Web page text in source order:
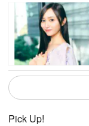
Pick Up!